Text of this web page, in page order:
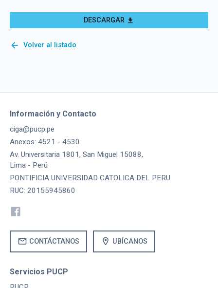
DESCARGAR download
arrow_back Volver al listado
Información y Contacto
ciga@pucp.pe
Anexos: 4521 - 4530
Av. Universitaria 1801, San Miguel 15088,
Lima - Perú
PONTIFICIA UNIVERSIDAD CATOLICA DEL PERU
RUC: 20155945860
mail CONTÁCTANOS location_on UBÍCANOS
Servicios PUCP